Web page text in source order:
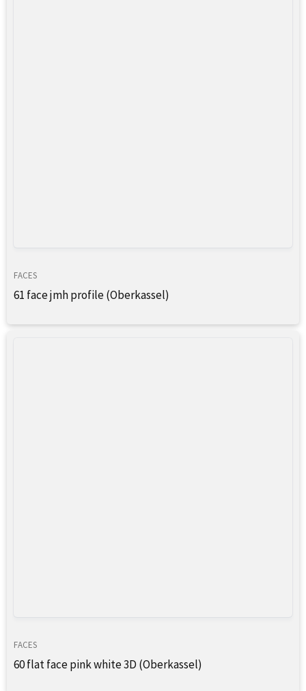
FACES
61 face jmh profile (Oberkassel)
FACES
60 flat face pink white 3D (Oberkassel)